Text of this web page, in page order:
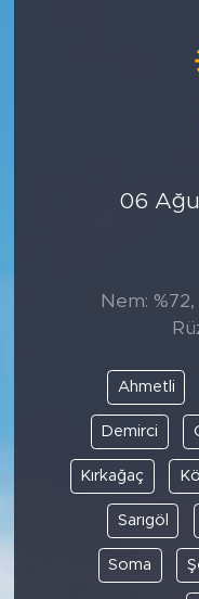
06
Nem: %72,
Ahmetli
Demirci
Kırkağaç
Sarıgöl
Soma